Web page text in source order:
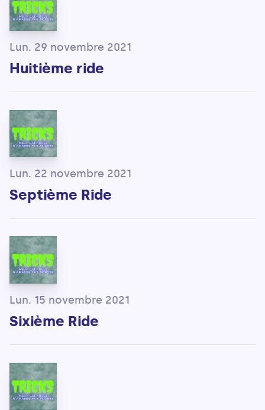
Lun. 29 novembre 2021
Huitième ride
Lun. 22 novembre 2021
Septième Ride
Lun. 15 novembre 2021
Sixième Ride